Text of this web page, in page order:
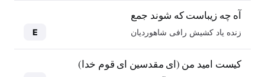
آه چه زیباست که شوند جمع
زنده یاد کشیش رافی شاهوردیان E
کیست امید من (ای مقدسین ای قوم خدا)